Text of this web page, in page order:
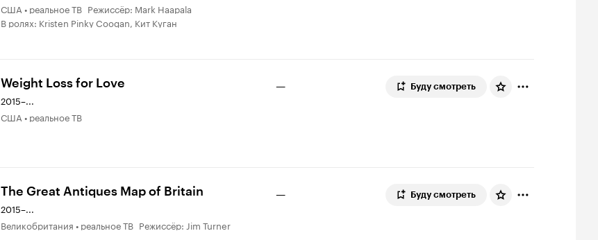
США • реальное ТВ Режиссёр: Mark Haapala
В ролях: Kristen Pinky Coogan, Кит Куган
Weight Loss for Love
2015–...
США • реальное ТВ
— Буду смотреть
The Great Antiques Map of Britain
2015–...
Великобритания • реальное ТВ Режиссёр: Jim Turner
— Буду смотреть